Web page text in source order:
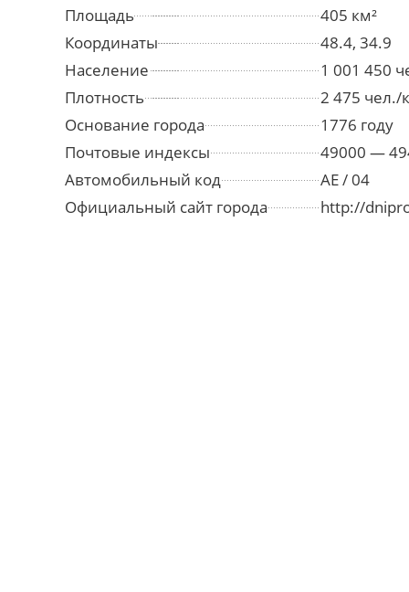
Площадь
405 км²
Координаты
48.4, 34.9
Население
1 001 450
Плотность
2 475 чел./
Основание города
1776 году
Почтовые индексы
49000 —
Автомобильный код
AE / 04
Официальный сайт города
http://